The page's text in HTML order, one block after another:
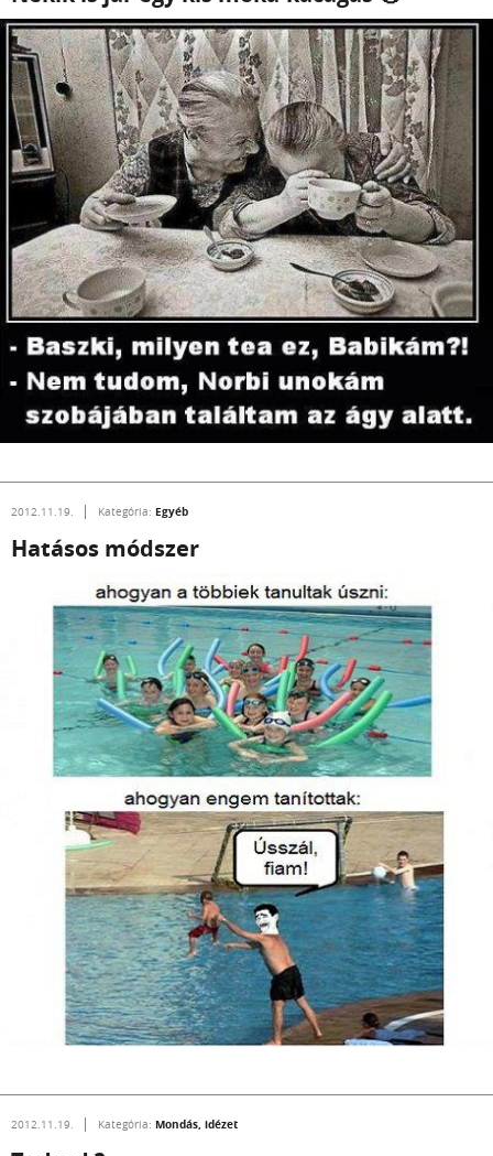
2012.11.19. Kategória: Egyéb
Hatásos módszer
2012.11.19. Kategória: Mondás, idézet